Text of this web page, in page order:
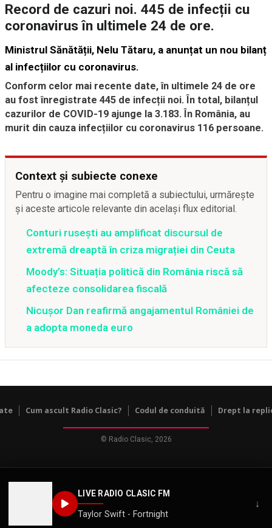
LIVE RADIO CLASIC FM
Taylor Swift - Fortnight
↓
Record de cazuri noi. 445 de infecții cu
coronavirus în ultimele 24 de ore.
Ministrul Sănătății, Nelu Tătaru, a anunțat un nou bilanț
al infecțiilor cu coronavirus.
Conform celor mai recente date, în ultimele 24 de ore
au fost înregistrate 445 de infecții noi. În total, bilanțul
cazurilor de COVID-19 ajunge la 3.183. În România, au
murit din cauza infecțiilor cu coronavirus 116 persoane.
Context și subiecte conexe
Pentru o imagine mai completă a subiectului, urmărește
și aceste articole relevante din același flux editorial.
Conturi rusești au amplificat discursul de
extremă dreaptă în criza migrației din Ceuta
Moody’s: Situația politică din România riscă să
afecteze consolidarea fiscală
Nicușor Dan reafirmă angajamentul României de
a adopta moneda euro
Cum ascult Radio Clasic? Codul de conduită Drept la
© Radio Clasic, 2026